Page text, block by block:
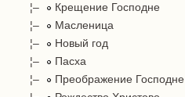
¦–
Крещение Господне
¦–
Масленица
¦–
Новый год
¦–
Пасха
¦–
Преображение Господне